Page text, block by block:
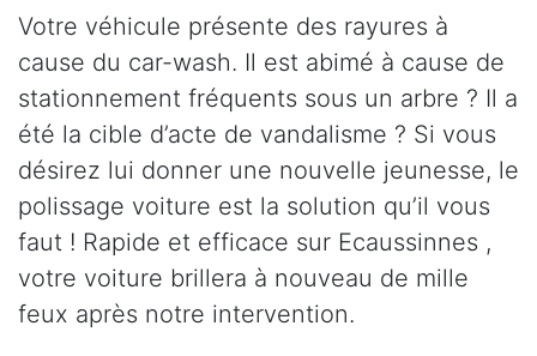
Votre véhicule présente des rayures à
cause du car-wash. Il est abimé à cause de
stationnement fréquents sous un arbre ? Il a
été la cible d’acte de vandalisme ? Si vous
désirez lui donner une nouvelle jeunesse, le
polissage voiture est la solution qu’il vous
faut ! Rapide et efficace sur Ecaussinnes ,
votre voiture brillera à nouveau de mille
feux après notre intervention.